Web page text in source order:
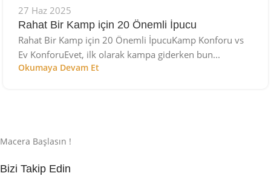
27 Haz 2025
Rahat Bir Kamp için 20 Önemli İpucu
Rahat Bir Kamp için 20 Önemli İpucuKamp Konforu vs
Ev KonforuEvet, ilk olarak kampa giderken bun...
Okumaya Devam Et
Macera Başlasın !
Bizi Takip Edin